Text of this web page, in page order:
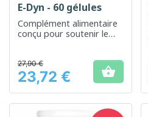
E-Dyn - 60 gélules
Complément alimentaire
conçu pour soutenir le
Prix
27,90 €
23,72 € 